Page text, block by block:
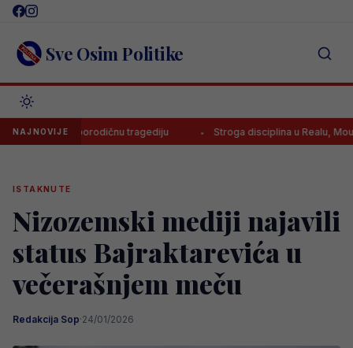
Skip
content Sve Osim Politike
NAJNOVIJE
porodičnu tragediju Stroga disciplina u Realu, Mourinho
ISTAKNUTE
Nizozemski mediji najavili
status Bajraktarevića u
večerašnjem meču
Redakcija Sop·24/01/2026